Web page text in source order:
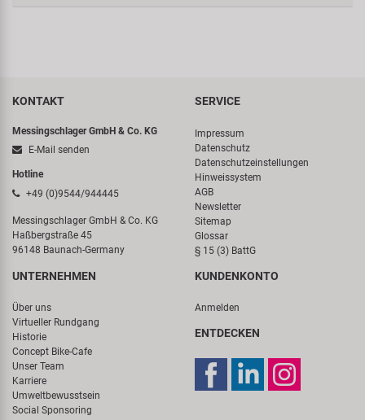
KONTAKT
Messingschlager GmbH & Co. KG
E-Mail senden
Hotline
+49 (0)9544/944445
Messingschlager GmbH & Co. KG
Haßbergstraße 45
96148 Baunach-Germany
SERVICE
Impressum
Datenschutz
Datenschutzeinstellungen
Hinweissystem
AGB
Newsletter
Sitemap
Glossar
§ 15 (3) BattG
UNTERNEHMEN
Über uns
Virtueller Rundgang
Historie
Concept Bike-Cafe
Unser Team
Karriere
Umweltbewusstsein
Social Sponsoring
KUNDENKONTO
Anmelden
ENTDECKEN